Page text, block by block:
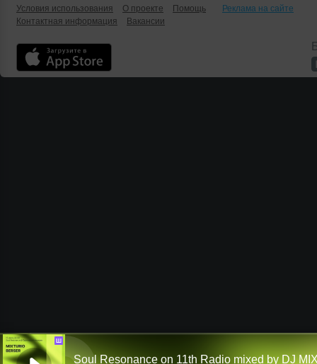
Условия использования
О проекте Помощь
Реклама на сайте
Контактная информация
Вакансии
Ш
Soul Resonance on 11th Radio mixed by DJ